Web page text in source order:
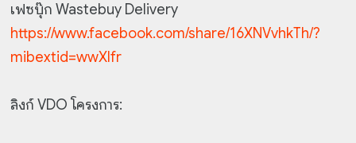
เฟซบุ๊ก Wastebuy Delivery
https://www.facebook.com/share/16XNVvhkTh/?
mibextid=wwXIfr
ลิงก์ VDO โครงการ: